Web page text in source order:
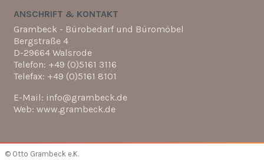
ANSCHRIFT & KONTAKT
Grambeck - Bürobedarf und Büromöbel
Bergstraße 4
D-29664 Walsrode
Telefon: +49 (0)5161 3116
Telefax: +49 (0)5161 8101
E-Mail: info@grambeck.de
Web: www.grambeck.de
© Otto Grambeck e.K.